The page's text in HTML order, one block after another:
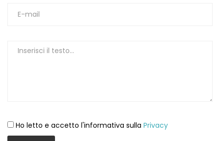
Ho letto e accetto l'informativa sulla Privacy